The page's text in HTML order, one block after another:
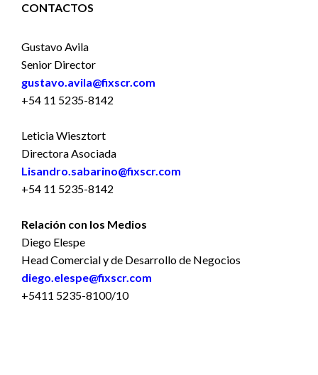
CONTACTOS
Gustavo Avila
Senior Director
gustavo.avila@fixscr.com
+54 11 5235-8142
Leticia Wiesztort
Directora Asociada
Lisandro.sabarino@fixscr.com
+54 11 5235-8142
Relación con los Medios
Diego Elespe
Head Comercial y de Desarrollo de Negocios
diego.elespe@fixscr.com
+5411 5235-8100/10